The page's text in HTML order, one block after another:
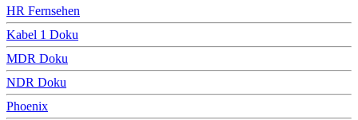
HR Fernsehen
Kabel 1 Doku
MDR Doku
NDR Doku
Phoenix